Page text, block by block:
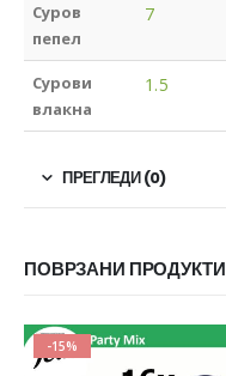
Суров
пепел
7
Сурови
влакна
1.5
ПРЕГЛЕДИ (0)
ПОВРЗАНИ ПРОДУКТИ
-15%